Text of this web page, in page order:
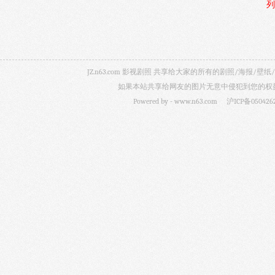
JZ.n63.com 影视剧照 共享给大家的所有的剧照/海报/壁
如果本站共享给网友的图片无意中侵犯到您的
Powered by - www.n63.com 沪ICP备